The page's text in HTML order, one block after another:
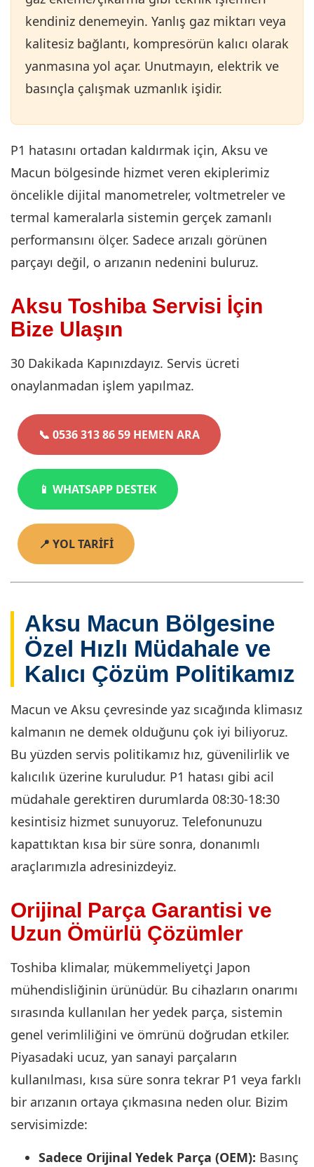
kendiniz denemeyin. Yanlış gaz miktarı veya
kalitesiz bağlantı, kompresörün kalıcı olarak
yanmasına yol açar. Unutmayın, elektrik ve
basınçla çalışmak uzmanlık işidir.
P1 hatasını ortadan kaldırmak için, Aksu ve
Macun bölgesinde hizmet veren ekiplerimiz
öncelikle dijital manometreler, voltmetreler ve
termal kameralarla sistemin gerçek zamanlı
performansını ölçer. Sadece arızalı görünen
parçayı değil, o arızanın nedenini buluruz.
Aksu Toshiba Servisi İçin
Bize Ulaşın
30 Dakikada Kapınızdayız. Servis ücreti
onaylanmadan işlem yapılmaz.
📞 0536 313 86 59 HEMEN ARA
📱 WHATSAPP DESTEK
📍 YOL TARİFİ
Aksu Macun Bölgesine
Özel Hızlı Müdahale ve
Kalıcı Çözüm Politikamız
Macun ve Aksu çevresinde yaz sıcağında klimasız
kalmanın ne demek olduğunu çok iyi biliyoruz.
Bu yüzden servis politikamız hız, güvenilirlik ve
kalıcılık üzerine kuruludur. P1 hatası gibi acil
müdahale gerektiren durumlarda 08:30-18:30
kesintisiz hizmet sunuyoruz. Telefonunuzu
kapattıktan kısa bir süre sonra, donanımlı
araçlarımızla adresinizdeyiz.
Orijinal Parça Garantisi ve
Uzun Ömürlü Çözümler
Toshiba klimalar, mükemmeliyetçi Japon
mühendisliğinin ürünüdür. Bu cihazların onarımı
sırasında kullanılan her yedek parça, sistemin
genel verimliliğini ve ömrünü doğrudan etkiler.
Piyasadaki ucuz, yan sanayi parçaların
kullanılması, kısa süre sonra tekrar P1 veya farklı
bir arızanın ortaya çıkmasına neden olur. Bizim
servisimizde:
Sadece Orijinal Yedek Parça (OEM): Basınç